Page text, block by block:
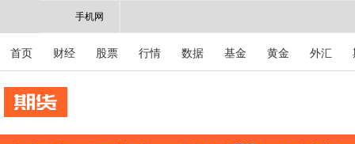
手机网
首页 财经 股票 行情 数据 基金 黄金 外汇